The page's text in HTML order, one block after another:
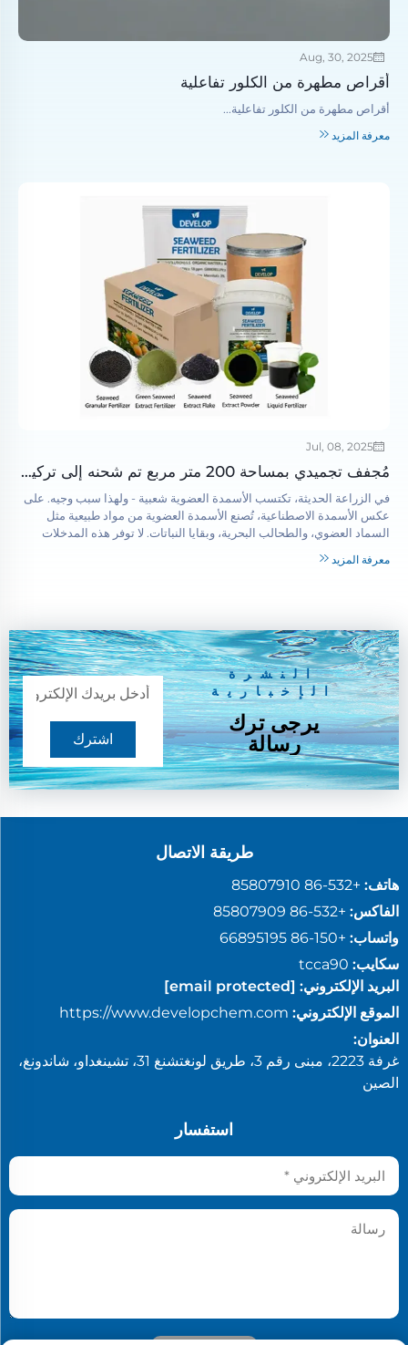
Aug, 30, 2025
أقراص مطهرة من الكلور تفاعلية
أقراص مطهرة من الكلور تفاعلية...
معرفة المزيد
Jul, 08, 2025
مُجفف تجميدي بمساحة 200 متر مربع تم شحنه إلى تركيا لمشروع الفواكه والخضروات المجففة بالتجميد
في الزراعة الحديثة، تكتسب الأسمدة العضوية شعبية - ولهذا سبب وجيه. على
عكس الأسمدة الاصطناعية، تُصنع الأسمدة العضوية من مواد طبيعية مثل
السماد العضوي، والطحالب البحرية، وبقايا النباتات. لا توفر هذه المدخلات
معرفة المزيد
النشرة
الإخبارية
يرجى ترك
رسالة
اشترك
طريقة الاتصال
هاتف: +86-532 85807910
الفاكس: +86-532 85807909
واتساب: +86-150 66895195
سكايب: tcca90
البريد الإلكتروني: [email protected]
الموقع الإلكتروني: https://www.developchem.com
العنوان:
غرفة 2223، مبنى رقم 3، طريق لونغتشنغ 31، تشينغداو، شاندونغ،
الصين
استفسار